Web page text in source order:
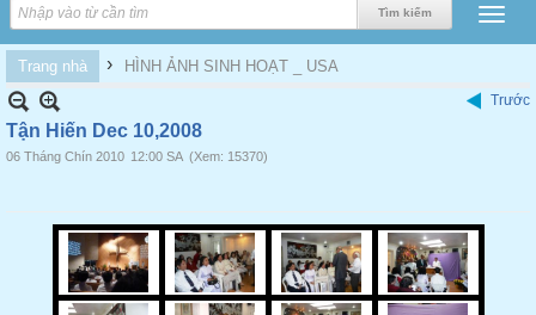
Trang nhà › HÌNH ẢNH SINH HOẠT _ USA
Trước
Tận Hiến Dec 10,2008
06 Tháng Chín 2010 12:00 SA (Xem: 15370)